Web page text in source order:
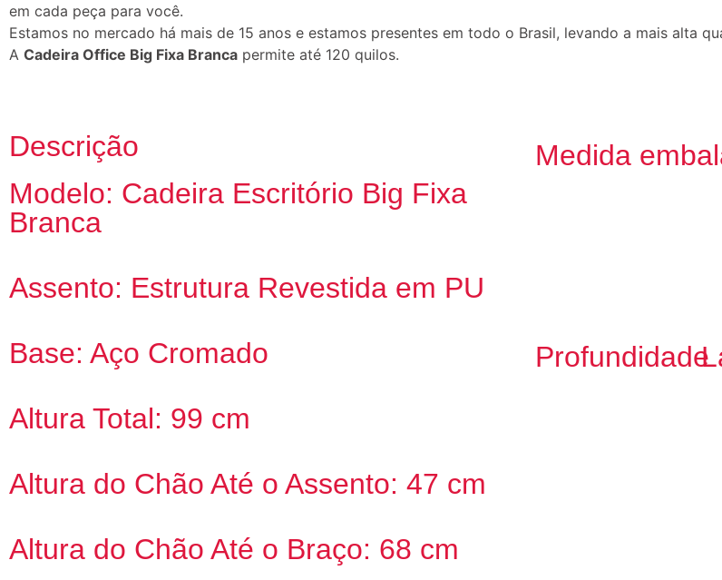
em cada peça para você.
Estamos no mercado há mais de 15 anos e estamos presentes em todo o Brasil, levando a mais alta
A Cadeira Office Big Fixa Branca permite até 120 quilos.
Descrição
Modelo: Cadeira Escritório Big Fixa
Branca
Assento: Estrutura Revestida em PU
Base: Aço Cromado
Altura Total: 99 cm
Altura do Chão Até o Assento: 47 cm
Altura do Chão Até o Braço: 68 cm
Medida
Profundidade